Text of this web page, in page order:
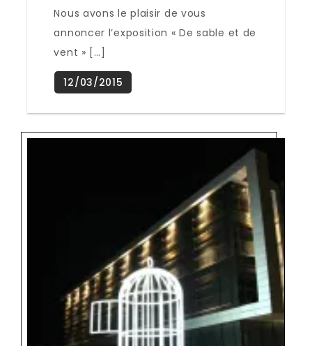
Nous avons le plaisir de vous
annoncer l’exposition « De sable et de
vent » […]